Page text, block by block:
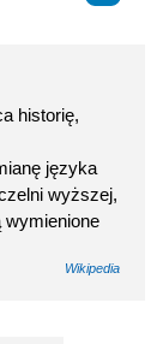
historię,
języka
wyższej,
wymienione
Wikipedia